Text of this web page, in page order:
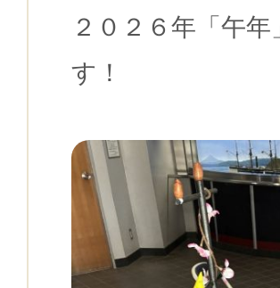
２０２６年「午
す！